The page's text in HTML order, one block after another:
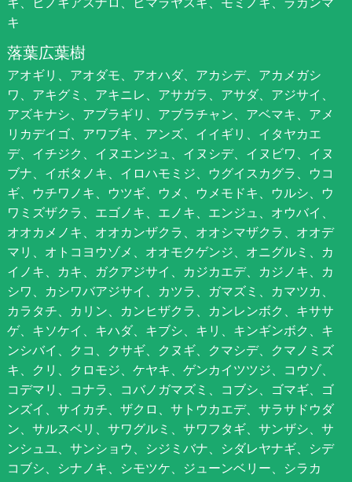
キ
落葉広葉樹
アオギリ、アオダモ、アオハダ、アカシデ、アカメガシ
ワ、アキグミ、アキニレ、アサガラ、アサダ、アジサイ、
アズキナシ、アブラギリ、アブラチャン、アベマキ、アメ
リカデイゴ、アワブキ、アンズ、イイギリ、イタヤカエ
デ、イチジク、イヌエンジュ、イヌシデ、イヌビワ、イヌ
ブナ、イボタノキ、イロハモミジ、ウグイスカグラ、ウコ
ギ、ウチワノキ、ウツギ、ウメ、ウメモドキ、ウルシ、ウ
ワミズザクラ、エゴノキ、エノキ、エンジュ、オウバイ、
オオカメノキ、オオカンザクラ、オオシマザクラ、オオデ
マリ、オトコヨウゾメ、オオモクゲンジ、オニグルミ、カ
イノキ、カキ、ガクアジサイ、カジカエデ、カジノキ、カ
シワ、カシワバアジサイ、カツラ、ガマズミ、カマツカ、
カラタチ、カリン、カンヒザクラ、カンレンボク、キササ
ゲ、キソケイ、キハダ、キブシ、キリ、キンギンボク、キ
ンシバイ、クコ、クサギ、クヌギ、クマシデ、クマノミズ
キ、クリ、クロモジ、ケヤキ、ゲンカイツツジ、コウゾ、
コデマリ、コナラ、コバノガマズミ、コブシ、ゴマギ、ゴ
ンズイ、サイカチ、ザクロ、サトウカエデ、サラサドウダ
ン、サルスベリ、サワグルミ、サワフタギ、サンザシ、サ
ンシュユ、サンショウ、シジミバナ、シダレヤナギ、シデ
コブシ、シナノキ、シモツケ、ジューンベリー、シラカ